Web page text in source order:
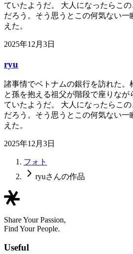
ていたようだ。 大人になったらこ
だろう。そう思うとこの何気ない一
えた。
2025年12月3日
ryu
諸事情でベトナムの銀行を訪れた。
と孫を抱える祖父が階段で座りなが
ていたようだ。 大人になったらこ
だろう。そう思うとこの何気ない一
えた。
2025年12月3日
フォト
ryuさんの作品
Share Your Passion,
Find Your People.
Useful